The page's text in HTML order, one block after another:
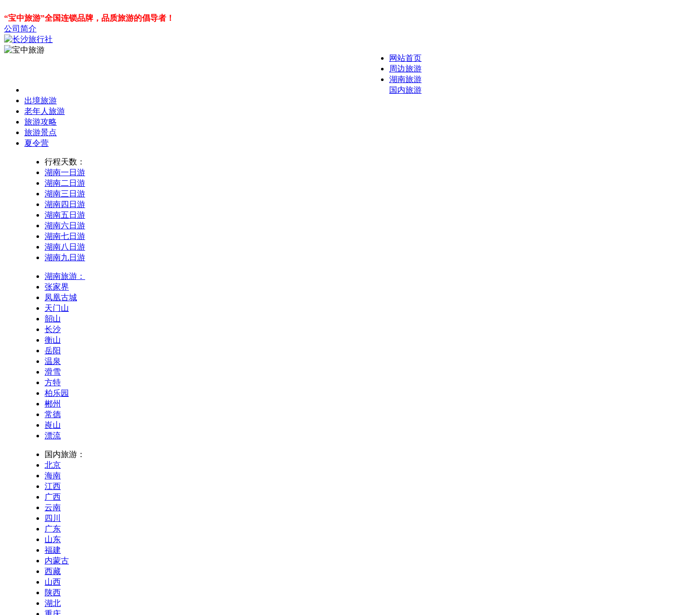
“宝中旅游”全国连锁品牌，品质旅游的倡导者！
公司简介
网站首页
周边旅游
湖南旅游
国内旅游
出境旅游
老年人旅游
旅游攻略
旅游景点
夏令营
行程天数：
湖南一日游
湖南二日游
湖南三日游
湖南四日游
湖南五日游
湖南六日游
湖南七日游
湖南八日游
湖南九日游
湖南旅游：
张家界
凤凰古城
天门山
韶山
长沙
衡山
岳阳
温泉
滑雪
方特
柏乐园
郴州
常德
崀山
漂流
国内旅游：
北京
海南
江西
广西
云南
四川
广东
山东
福建
内蒙古
西藏
山西
陕西
湖北